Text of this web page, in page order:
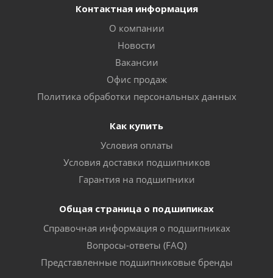
Контактная информация
О компании
Новости
Вакансии
Офис продаж
Политика обработки персональных данных
Как купить
Условия оплаты
Условия доставки подшипников
Гарантия на подшипники
Общая страница о подшипиках
Справочная информация о подшипниках
Вопросы-ответы (FAQ)
Представленные подшипниковые бренды